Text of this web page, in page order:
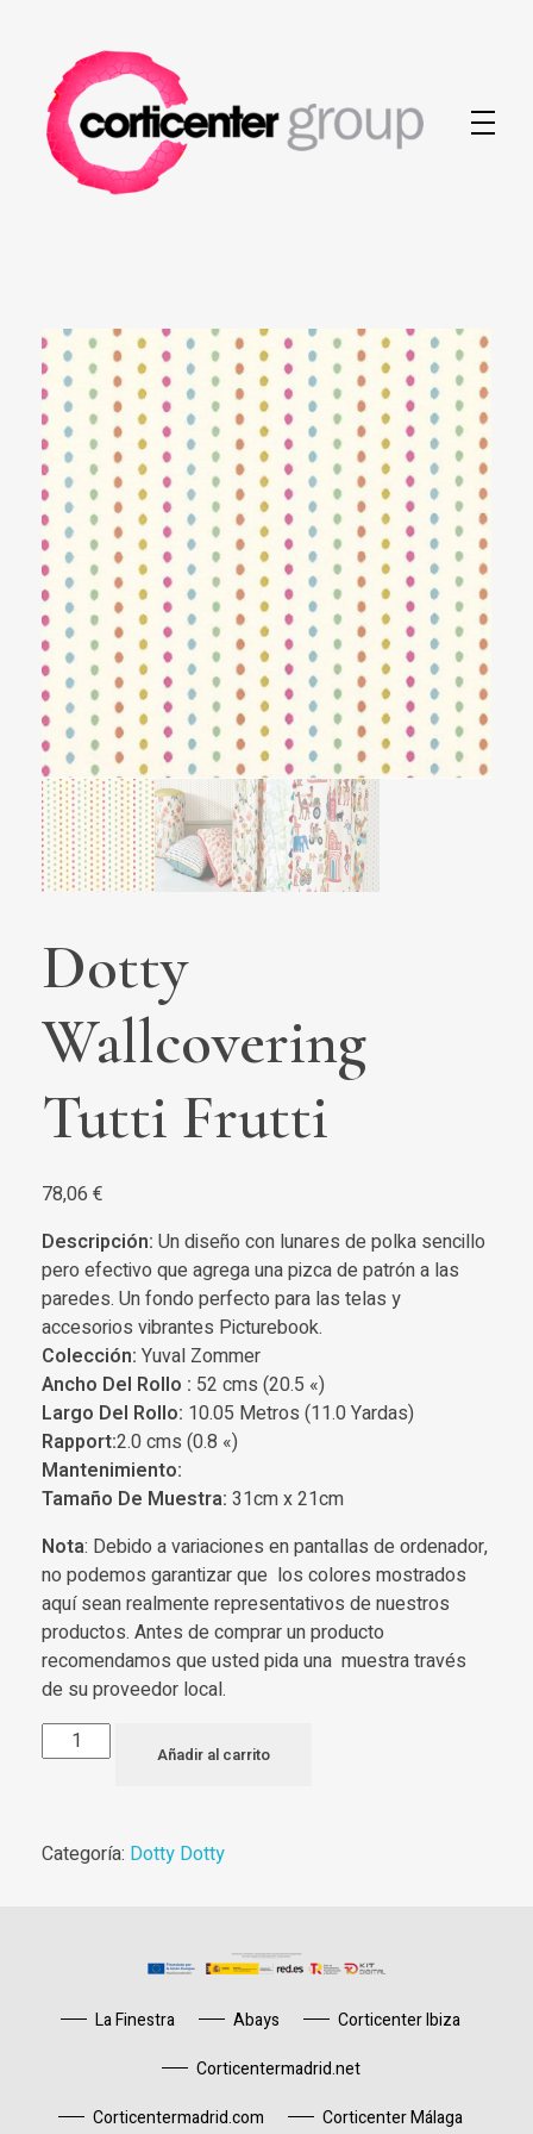
Dotty
Wallcovering
Tutti Frutti
78,06 €
Descripción: Un diseño con lunares de polka sencillo
pero efectivo que agrega una pizca de patrón a las
paredes. Un fondo perfecto para las telas y
accesorios vibrantes Picturebook.
Colección: Yuval Zommer
Ancho Del Rollo : 52 cms (20.5 «)
Largo Del Rollo: 10.05 Metros (11.0 Yardas)
Rapport:2.0 cms (0.8 «)
Mantenimiento:
Tamaño De Muestra: 31cm x 21cm
Nota: Debido a variaciones en pantallas de ordenador,
no podemos garantizar que los colores mostrados
aquí sean realmente representativos de nuestros
productos. Antes de comprar un producto
recomendamos que usted pida una muestra través
de su proveedor local.
Añadir al carrito
Categoría: Dotty Dotty
La Finestra Abays
Corticenter Ibiza
Corticentermadrid.net
Corticentermadrid.com
Corticenter Málaga